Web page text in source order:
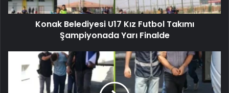
Konak Belediyesi U17 Kız Futbol Takımı
Şampiyonada Yarı Finalde